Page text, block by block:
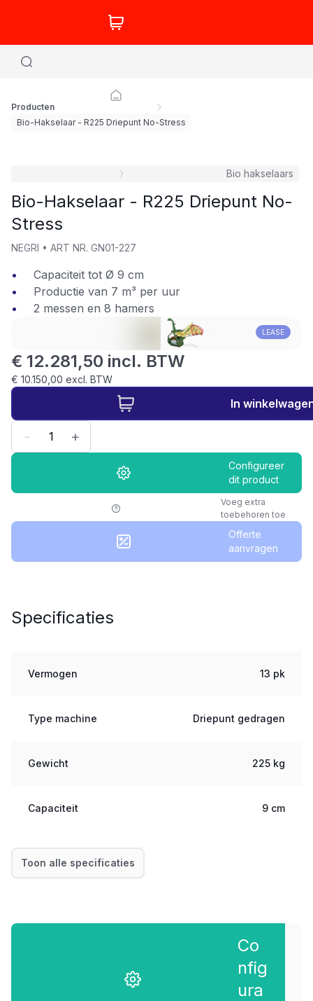
Producten
Bio-Hakselaar - R225 Driepunt No-Stress
LEASE
Bio hakselaars
Bio-Hakselaar - R225 Driepunt No-
Stress
NEGRI • ART NR. GN01-227
Capaciteit tot Ø 9 cm
Productie van 7 m³ per uur
2 messen en 8 hamers
€ 12.281,50 incl. BTW
€ 10.150,00 excl. BTW
In
- +
Configureer
dit product
Voeg extra
toebehoren toe
Offerte
aanvragen
Specificaties
Vermogen 13 pk
Type machine Driepunt gedragen
Gewicht 225 kg
Capaciteit 9 cm
Toon alle specificaties
Co
nfig
ura